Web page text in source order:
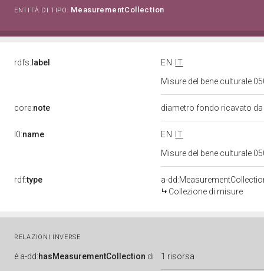
ENTITÀ DI TIPO: MeasurementCollection
rdfs: label EN
IT
Misure del bene culturale
core:note diametro fondo ricavato
l0:name EN
IT
Misure del bene culturale
rdf:type
a-
Collezione di misure
RELAZIONI INVERSE
è a-dd:hasMeasurementCollection di 1 risorsa